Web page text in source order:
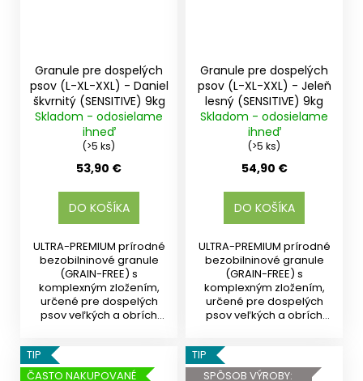
Granule pre dospelých
psov (L-XL-XXL) - Daniel
škvrnitý (SENSITIVE) 9kg
Skladom - odosielame
ihneď
(>5 ks)
53,90 €
DO KOŠÍKA
ULTRA-PREMIUM prírodné
bezobilninové granule
(GRAIN-FREE) s
komplexným zložením,
určené pre dospelých
psov veľkých a obrích
Granule pre dospelých
psov (L-XL-XXL) - Jeleň
lesný (SENSITIVE) 9kg
Skladom - odosielame
ihneď
(>5 ks)
54,90 €
DO KOŠÍKA
ULTRA-PREMIUM prírodné
bezobilninové granule
(GRAIN-FREE) s
komplexným zložením,
určené pre dospelých
psov veľkých a obrích
TIP
ČASTO NAKUPOVANÉ
TIP
SPÔSOB VÝROBY: